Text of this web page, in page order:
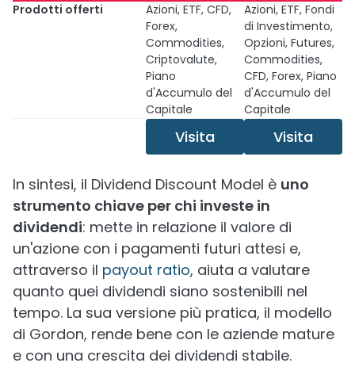
Prodotti offerti
Azioni, ETF, CFD,
Forex,
Commodities,
Criptovalute,
Piano
d'Accumulo del
Capitale
Azioni, ETF, Fondi
di Investimento,
Opzioni, Futures,
Commodities,
CFD, Forex, Piano
d'Accumulo del
Capitale
Visita Visita
In sintesi, il Dividend Discount Model è uno
strumento chiave per chi investe in
dividendi: mette in relazione il valore di
un'azione con i pagamenti futuri attesi e,
attraverso il payout ratio, aiuta a valutare
quanto quei dividendi siano sostenibili nel
tempo. La sua versione più pratica, il modello
di Gordon, rende bene con le aziende mature
e con una crescita dei dividendi stabile.